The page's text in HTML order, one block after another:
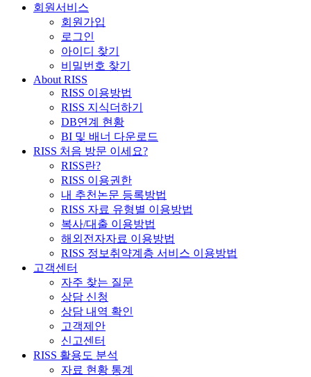
회원서비스
회원가입
로그인
아이디 찾기
비밀번호 찾기
About RISS
RISS 이용방법
RISS 지식더하기
DB연계 현황
BI 및 배너 다운로드
RISS 처음 방문 이세요?
RISS란?
RISS 이용권한
내 추천논문 등록방법
RISS 자료 유형별 이용방법
복사/대출 이용방법
해외전자자료 이용방법
RISS 정보취약계층 서비스 이용방법
고객센터
자주 찾는 질문
상담 신청
상담 내역 확인
고객제안
신고센터
RISS 활용도 분석
자료 현황 통계